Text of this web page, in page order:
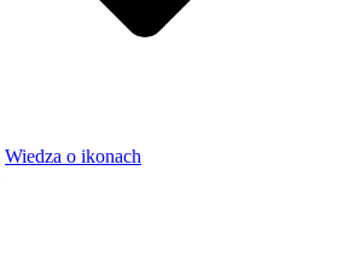
Wiedza o ikonach